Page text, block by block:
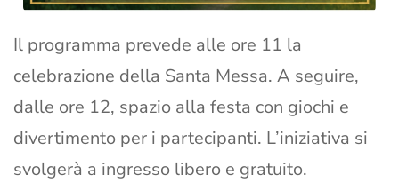
Il programma prevede alle ore 11 la
celebrazione della Santa Messa. A seguire,
dalle ore 12, spazio alla festa con giochi e
divertimento per i partecipanti. L’iniziativa si
svolgerà a ingresso libero e gratuito.